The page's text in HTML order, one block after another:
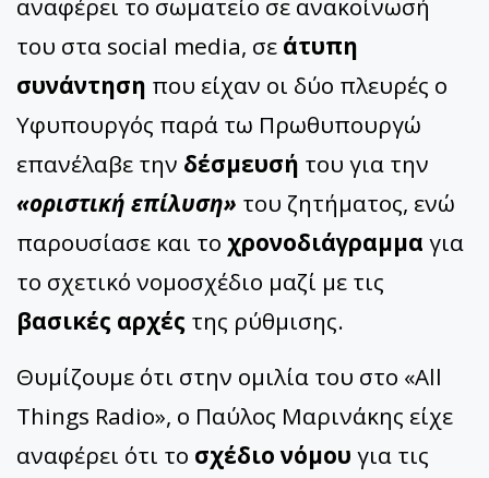
αναφέρει το σωματείο σε ανακοίνωσή
του στα social media, σε άτυπη
συνάντηση που είχαν οι δύο πλευρές ο
Υφυπουργός παρά τω Πρωθυπουργώ
επανέλαβε την δέσμευσή του για την
«οριστική επίλυση» του ζητήματος, ενώ
παρουσίασε και το χρονοδιάγραμμα για
το σχετικό νομοσχέδιο μαζί με τις
βασικές αρχές της ρύθμισης.
Θυμίζουμε ότι στην ομιλία του στο «All
Things Radio», ο Παύλος Μαρινάκης είχε
αναφέρει ότι το σχέδιο νόμου για τις